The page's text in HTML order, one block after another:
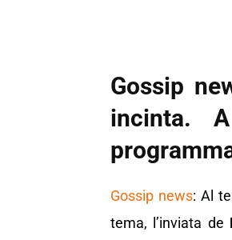
Gossip
incinta.
Gossip news: Al
tema, l’inviata de